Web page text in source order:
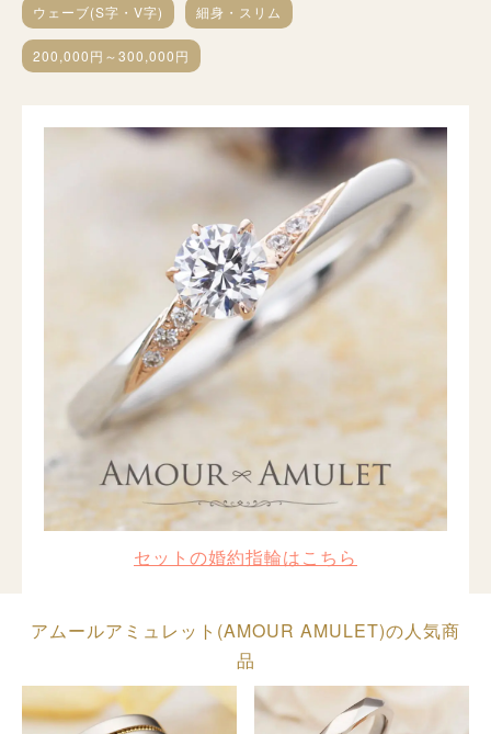
ウェーブ(S字・V字) 細身・スリム
200,000円～300,000円
セットの婚約指輪はこちら
アムールアミュレット(AMOUR AMULET)の人気商
品